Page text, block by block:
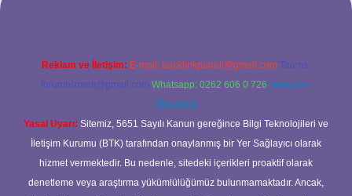
Reklam ve İletişim: E-mail: backlinkpaneli@gmail.com Teams:
forumhizmeti@gmail.com Whatsapp: 0262 606 0 726 Telegram:
@karabul
Yasal Uyarı: Sitemiz, 5651 Sayılı Kanun gereğince Bilgi Teknolojileri ve
İletişim Kurumu (BTK) tarafından onaylanmış bir Yer Sağlayıcı olarak
hizmet vermektedir. Bu nedenle, sitedeki içerikleri proaktif olarak
denetleme veya araştırma yükümlülüğümüz bulunmamaktadır. Ancak,